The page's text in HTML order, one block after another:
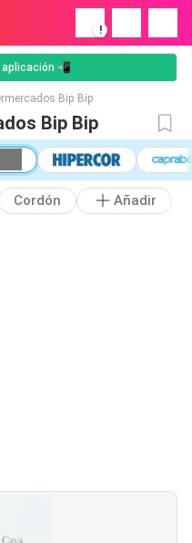
!
📲
Bip Bip
Bip Bip
Cordón Añadir